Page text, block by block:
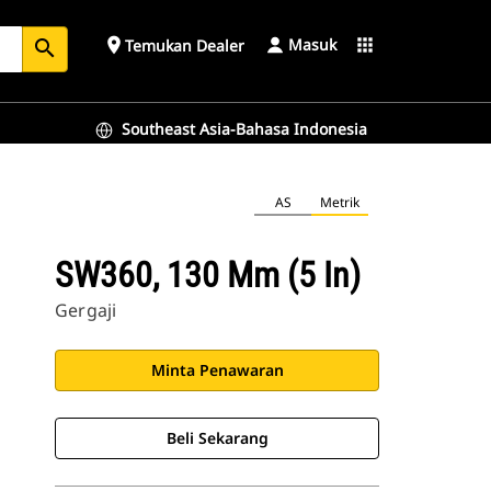
search place Temukan Dealer Masuk apps
Southeast Asia-Bahasa Indonesia
AS Metrik
SW360, 130 Mm (5 In)
Gergaji
Minta Penawaran
Beli Sekarang